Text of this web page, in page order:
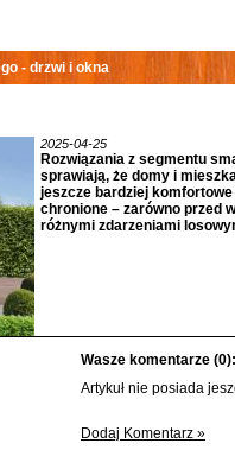
- drzwi i okna
2025-04-25
Rozwiązania z segmentu
sprawiają, że domy i
jeszcze bardziej
chronione – zarówno przed
różnymi zdarzeniami
Wasze komentarze (0):
Artykuł nie posiada
Dodaj Komentarz »